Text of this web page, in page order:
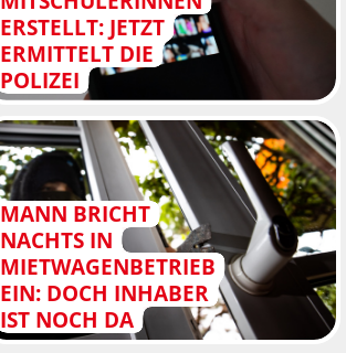
ERSTELLT: JETZT
ERMITTELT DIE
POLIZEI
MANN BRICHT
NACHTS IN
MIETWAGENBETRIEB
EIN: DOCH INHABER
IST NOCH DA